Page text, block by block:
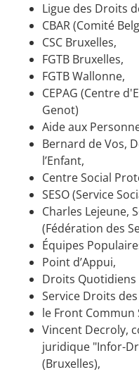
Ligue des Droits
CBAR (Comité
CSC Bruxelles,
FGTB Bruxelles,
FGTB Wallonne,
CEPAG (Centre
Genot)
Aide aux
Bernard de Vos,
l’Enfant,
Centre Social
SESO (Service
Charles Lejeune,
(Fédération des
Équipes
Point d’Appui,
Droits Quotidiens
Service Droits des
le Front Commun
Vincent Decroly,
juridique "Infor-
(Bruxelles),